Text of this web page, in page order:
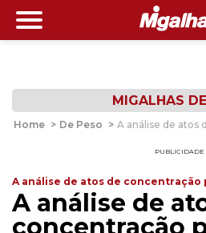
MIGALHAS
Home > De Peso > A análise de atos
PUBLICIDADE
A análise de atos de concentração
A análise de
concentração